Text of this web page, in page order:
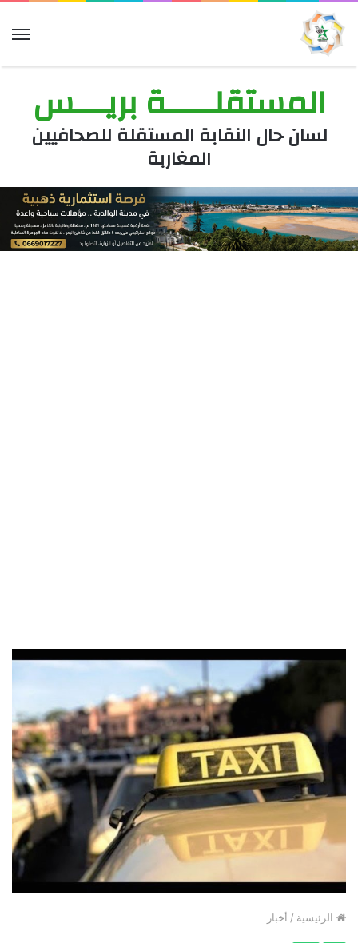
المستقلــــــة بريــــس
لسان حال النقابة المستقلة للصحافيين
المغاربة
الرئيسية / أخبار